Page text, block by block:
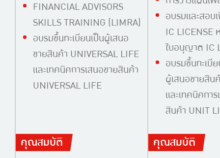
FINANCIAL ADVISORS
SKILLS TRAINING (LIMRA)
อบรมขึ้นทะเบียนเป็นผู้เสนอ
ขายสินค้า UNIVERSAL LIFE
และเทคนิคการเสนอขายสินค้า
UNIVERSAL LIFE
อบรมและสอ
IC LICENSE
ใบอนุญาต IC
อบรมขึ้นทะเบี
ผู้เสนอขายสิน
และเทคนิคกา
สินค้า UNIT
คุณสมบัติ คุณสมบัติ